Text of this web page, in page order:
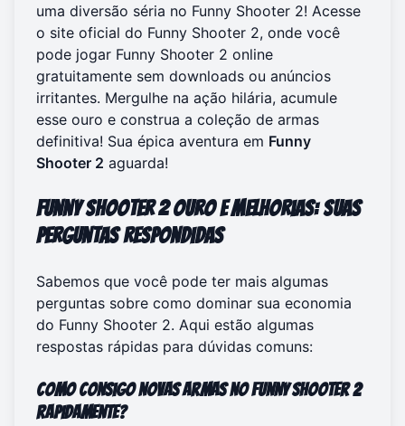
uma diversão séria no Funny Shooter 2! Acesse
o site oficial do Funny Shooter 2, onde você
pode jogar Funny Shooter 2 online
gratuitamente sem downloads ou anúncios
irritantes. Mergulhe na ação hilária, acumule
esse ouro e construa a coleção de armas
definitiva! Sua épica aventura em Funny
Shooter 2 aguarda!
Funny Shooter 2 Ouro e Melhorias: Suas
Perguntas Respondidas
Sabemos que você pode ter mais algumas
perguntas sobre como dominar sua economia
do Funny Shooter 2. Aqui estão algumas
respostas rápidas para dúvidas comuns:
Como consigo novas armas no Funny Shooter 2
rapidamente?